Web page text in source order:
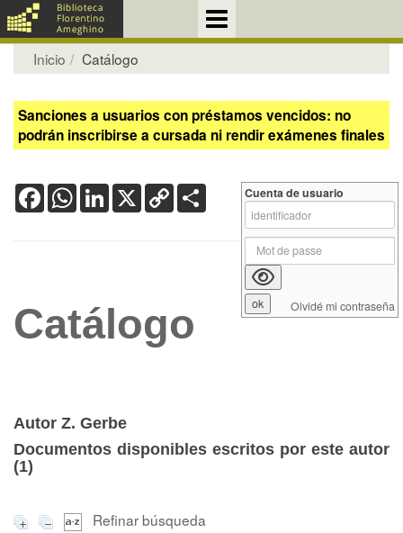
Inicio Catálogo
Sanciones a usuarios con préstamos vencidos: no
podrán inscribirse a cursada ni rendir exámenes finales
FacebookWhatsApp
LinkedIn
X Copy
Link
Catálogo
Autor Z. Gerbe
Documentos disponibles escritos por este autor
(1)
Refinar búsqueda
Cuenta de usuario
Olvidé mi contraseña